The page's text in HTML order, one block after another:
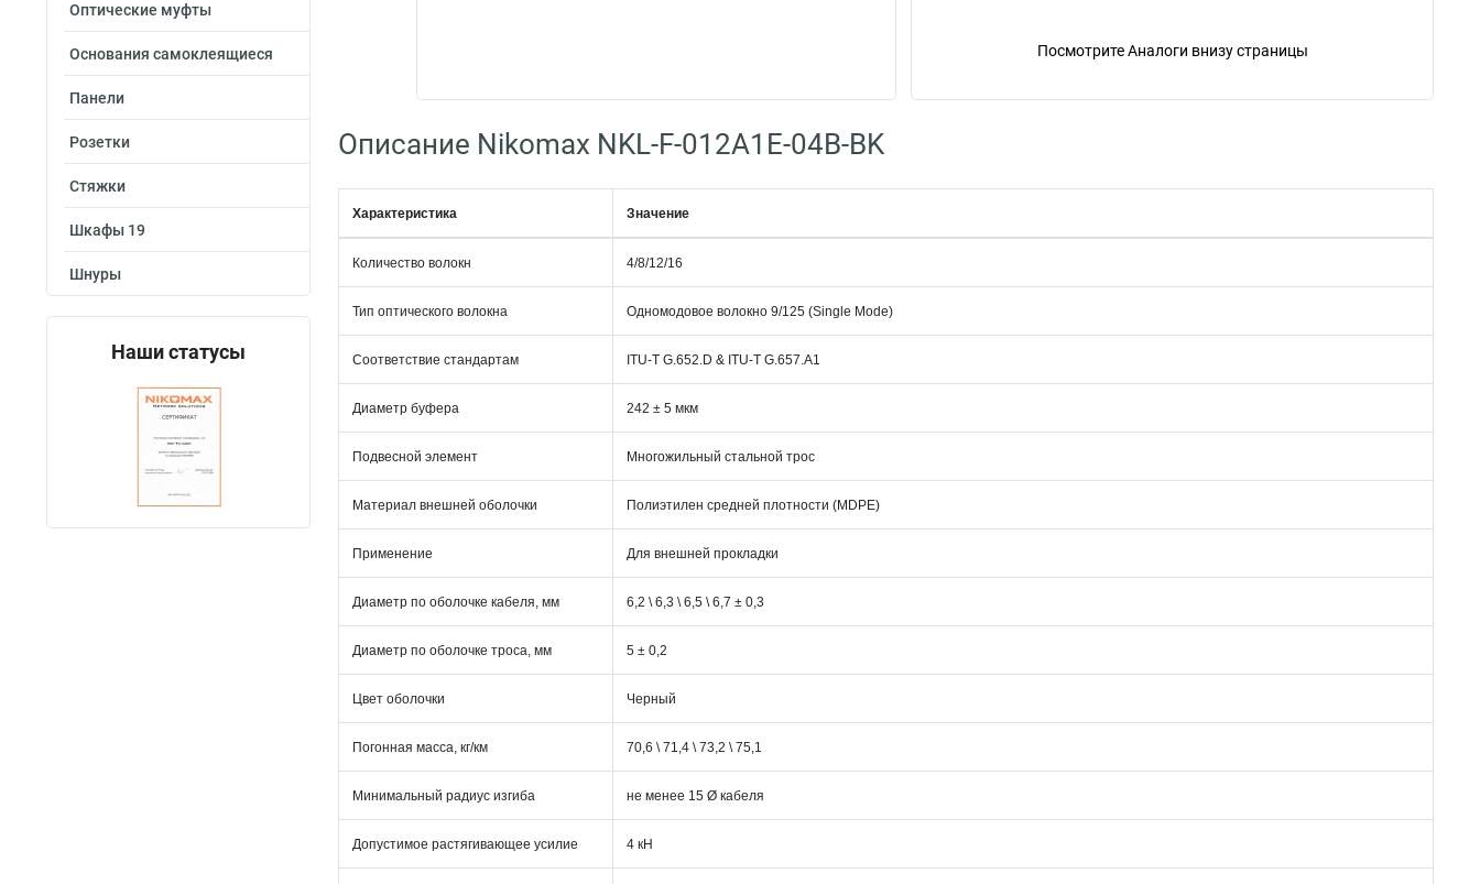
Оптические муфты
Основания самоклеящиеся
Панели
Розетки
Стяжки
Шкафы 19
Шнуры
Наши статусы
Посмотрите Аналоги внизу страницы
Описание Nikomax NKL-F-012A1E-04B-BK
Характеристика Значение
Количество волокн 4/8/12/16
Тип оптического волокна Одномодовое волокно 9/125 (Single Mode)
Соответствие стандартам ITU-T G.652.D & ITU-T G.657.A1
Диаметр буфера 242 ± 5 мкм
Подвесной элемент Многожильный стальной трос
Материал внешней оболочки Полиэтилен средней плотности (MDPE)
Применение Для внешней прокладки
Диаметр по оболочке кабеля, мм 6,2 \ 6,3 \ 6,5 \ 6,7 ± 0,3
Диаметр по оболочке троса, мм 5 ± 0,2
Цвет оболочки Черный
Погонная масса, кг/км 70,6 \ 71,4 \ 73,2 \ 75,1
Минимальный радиус изгиба не менее 15 Ø кабеля
Допустимое растягивающее усилие 4 кН